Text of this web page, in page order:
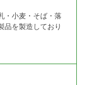
・小麦・そば・落
品を製造しており